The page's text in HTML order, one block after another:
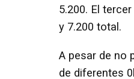
5.200. El
y 7.200 total.
A pesar de no
de diferentes